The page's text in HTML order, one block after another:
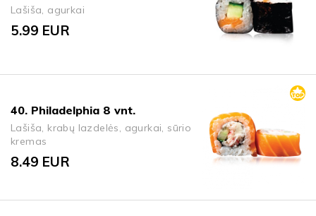
Lašiša, agurkai
5.99 EUR
40. Philadelphia 8 vnt.
Lašiša, krabų lazdelės, agurkai, sūrio
kremas
8.49 EUR